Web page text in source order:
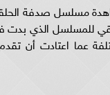
للمسلسل الذي بدت
عما اعتادت أن